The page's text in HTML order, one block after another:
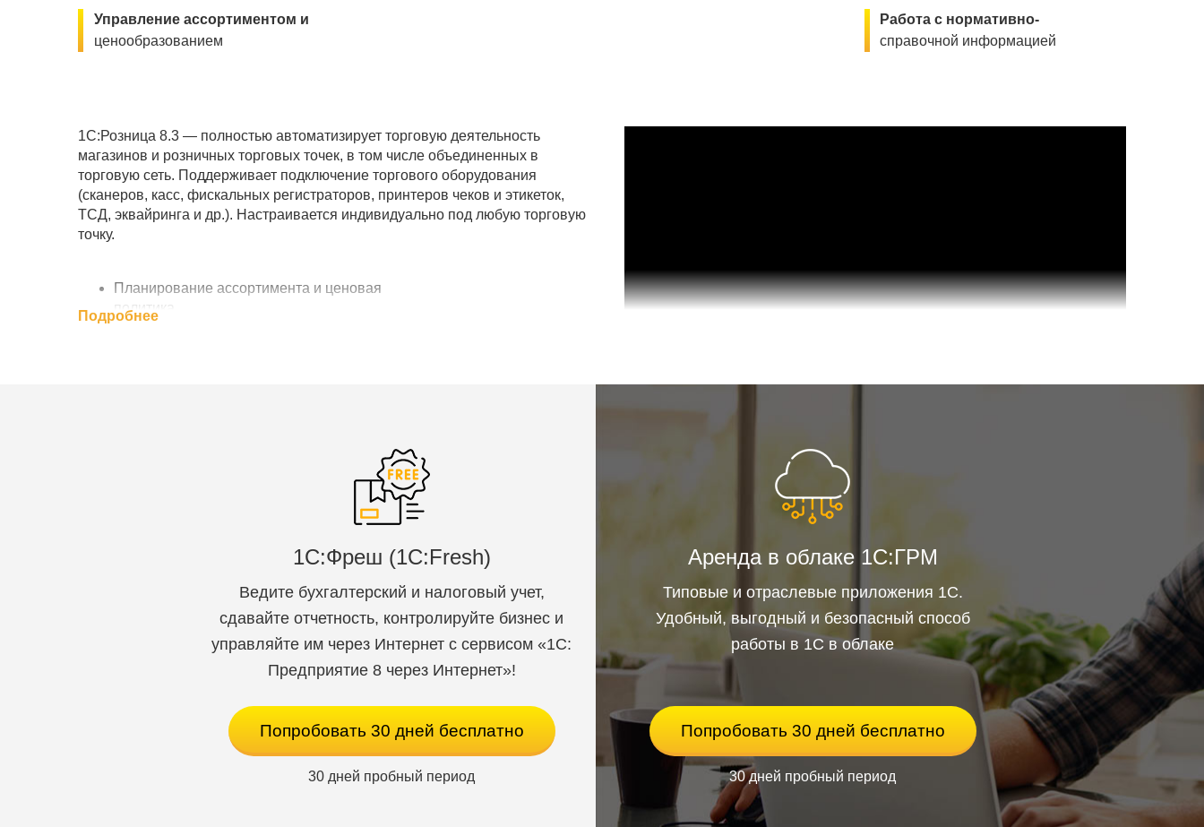
Управление ассортиментом и
ценообразованием
Работа с нормативно-
справочной информацией
1С:Розница 8.3 — полностью автоматизирует торговую деятельность
магазинов и розничных торговых точек, в том числе объединенных в
торговую сеть. Поддерживает подключение торгового оборудования
(сканеров, касс, фискальных регистраторов, принтеров чеков и этикеток,
ТСД, эквайринга и др.). Настраивается индивидуально под любую торговую
точку.
Планирование ассортимента и ценовая
политика
Управление закупками и запасами. Контроль
Многофирменный учет по складу и торговым
Объединение в одной программе всех торговых
Подробнее
1C:Фреш (1С:Fresh)
Ведите бухгалтерский и налоговый учет,
сдавайте отчетность, контролируйте бизнес и
управляйте им через Интернет с сервисом «1С:
Предприятие 8 через Интернет»!
Попробовать 30 дней бесплатно
30 дней пробный период
Аренда в облаке 1С:ГРМ
Типовые и отраслевые приложения 1С.
Удобный, выгодный и безопасный способ
работы в 1С в облаке
Попробовать 30 дней бесплатно
30 дней пробный период